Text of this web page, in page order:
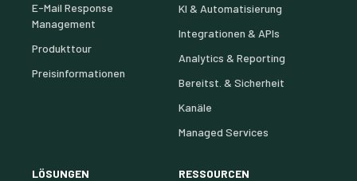
E-Mail Response
Management
Produkttour
Preisinformationen
KI & Automatisierung
Integrationen & APIs
Analytics & Reporting
Bereitst. & Sicherheit
Kanäle
Managed Services
LÖSUNGEN RESSOURCEN